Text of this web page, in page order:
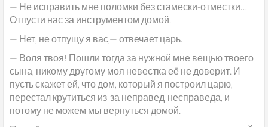
— Не исправить мне поломки без стамески-отместки…
Отпусти нас за инструментом домой.
— Нет, не отпущу я вас,— отвечает царь.
— Воля твоя! Пошли тогда за нужной мне вещью твоего
сына, никому другому моя невестка её не доверит. И
пусть скажет ей, что дом, который я построил царю,
перестал крутиться из-за неправед-несправеда, и
потому не можем мы вернуться домой.